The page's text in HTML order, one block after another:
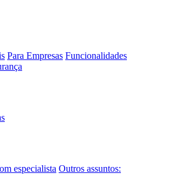
Para Empresas Funcionalidades
especialista Outros assuntos: